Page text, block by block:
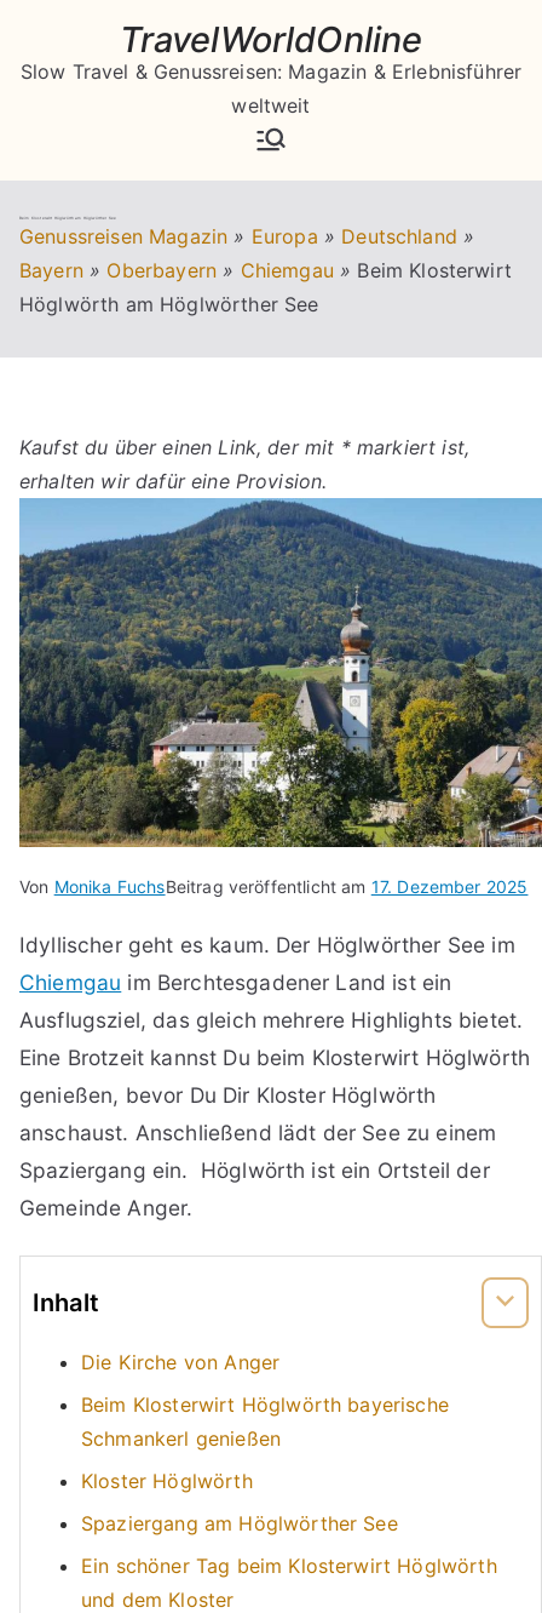
springen
TravelWorldOnline
Slow Travel & Genussreisen: Magazin & Erlebnisführer
weltweit
Beim Klosterwirt Höglwörth am Höglwörther See
Genussreisen Magazin » Europa » Deutschland »
Bayern » Oberbayern » Chiemgau » Beim Klosterwirt
Höglwörth am Höglwörther See
Kaufst du über einen Link, der mit * markiert ist,
erhalten wir dafür eine Provision.
Von Monika FuchsBeitrag veröffentlicht am 17. Dezember 2025
Idyllischer geht es kaum. Der Höglwörther See im
Chiemgau im Berchtesgadener Land ist ein
Ausflugsziel, das gleich mehrere Highlights bietet.
Eine Brotzeit kannst Du beim Klosterwirt Höglwörth
genießen, bevor Du Dir Kloster Höglwörth
anschaust. Anschließend lädt der See zu einem
Spaziergang ein. Höglwörth ist ein Ortsteil der
Gemeinde Anger.
Inhalt
Die Kirche von Anger
Beim Klosterwirt Höglwörth bayerische
Schmankerl genießen
Kloster Höglwörth
Spaziergang am Höglwörther See
Ein schöner Tag beim Klosterwirt Höglwörth
und dem Kloster